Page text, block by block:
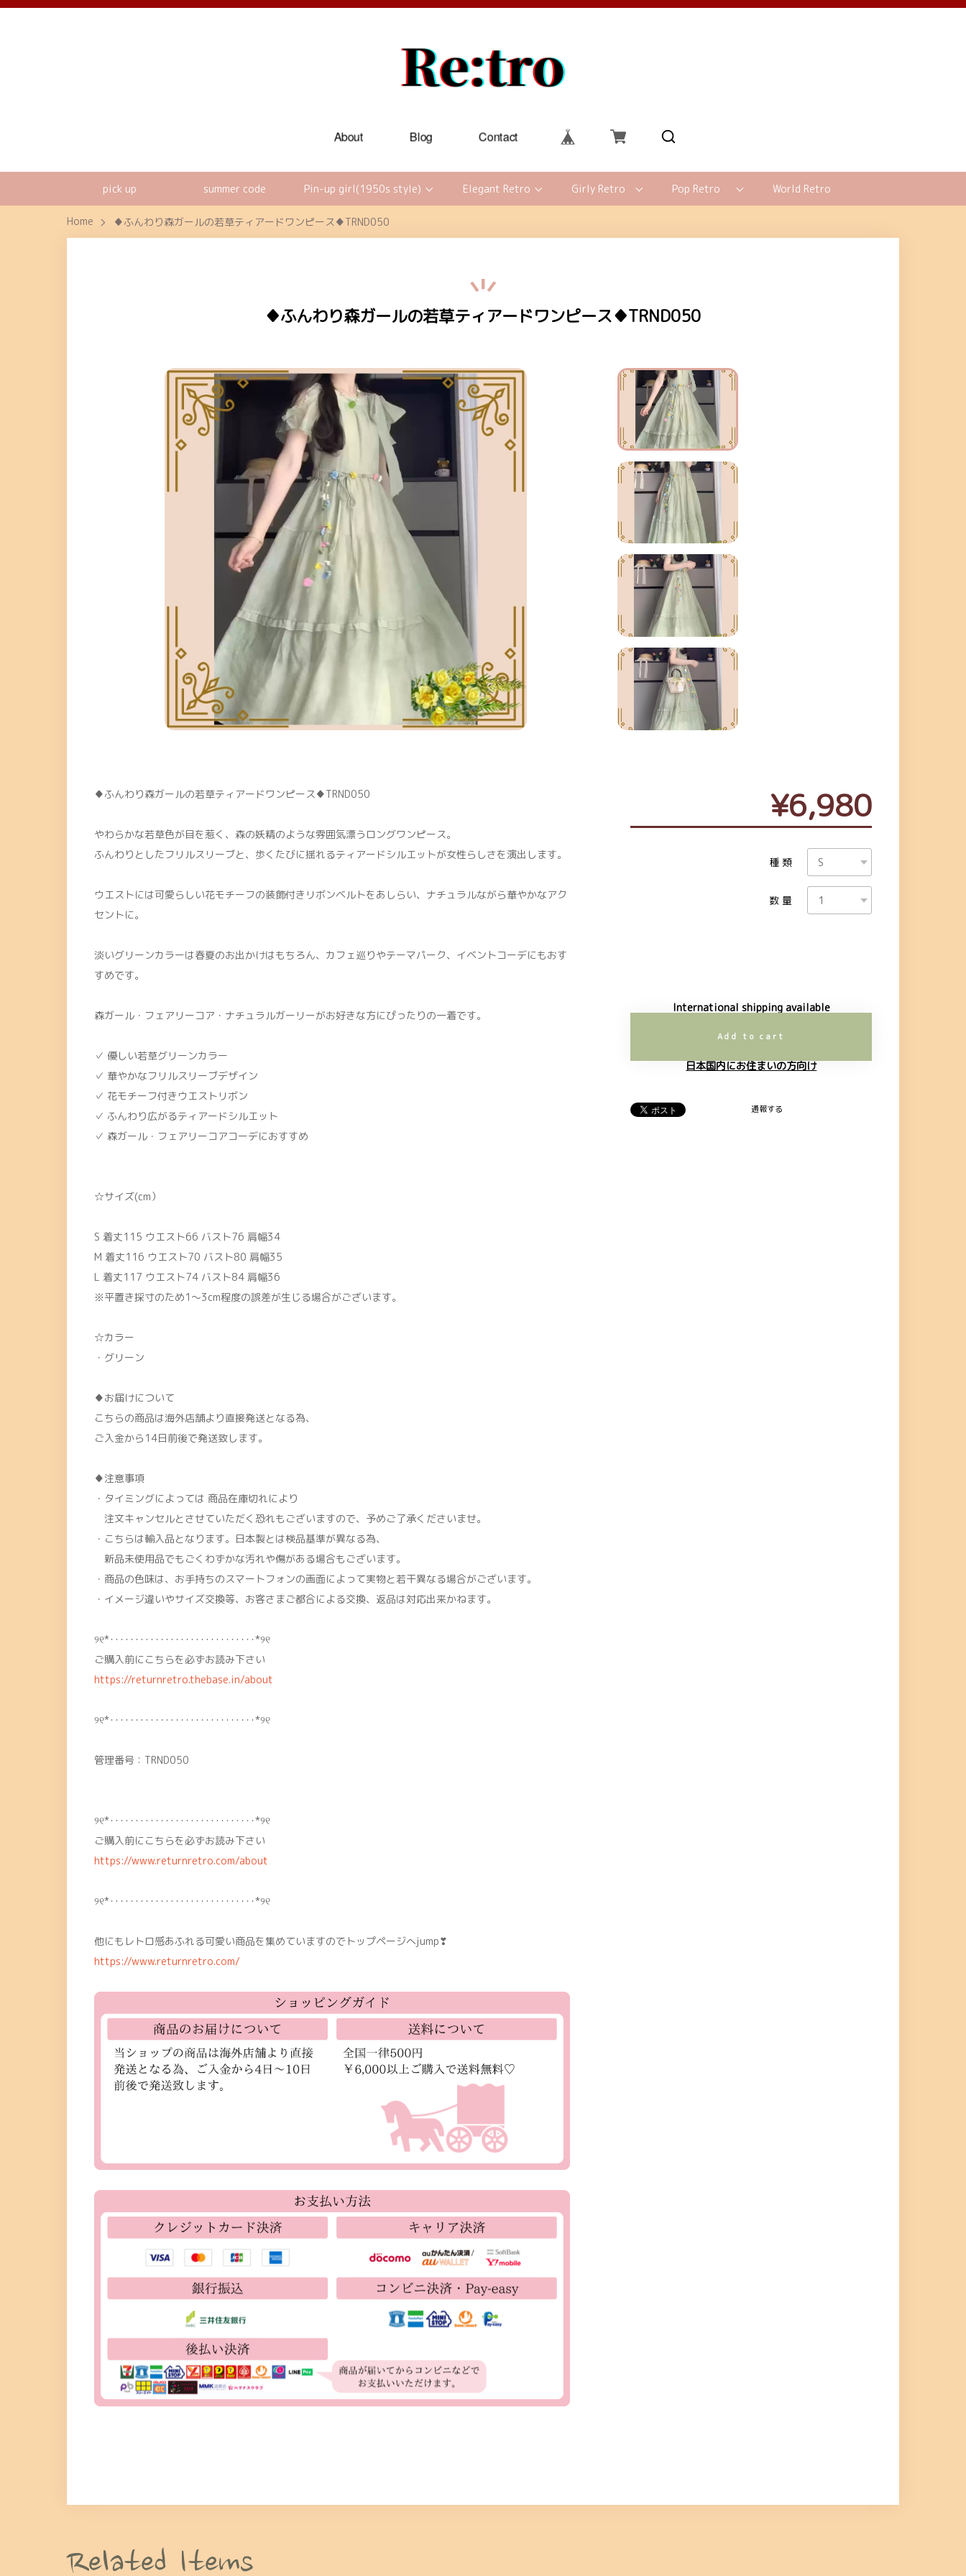
About Blog Contact
pick up summer code Pin-up girl(1950s style) Elegant Retro Girly Retro Pop Retro World Retro
Home ♦ふんわり森ガールの若草ティアードワンピース♦TRND050
♦ふんわり森ガールの若草ティアードワンピース♦TRND050
♦ふんわり森ガールの若草ティアードワンピース♦TRND050
やわらかな若草色が目を惹く、森の妖精のような雰囲気漂うロングワンピース。
ふんわりとしたフリルスリーブと、歩くたびに揺れるティアードシルエットが女性らしさを演出します。
ウエストには可愛らしい花モチーフの装飾付きリボンベルトをあしらい、ナチュラルながら華やかなアク
セントに。
淡いグリーンカラーは春夏のお出かけはもちろん、カフェ巡りやテーマパーク、イベントコーデにもおす
すめです。
森ガール・フェアリーコア・ナチュラルガーリーがお好きな方にぴったりの一着です。
✓ 優しい若草グリーンカラー
✓ 華やかなフリルスリーブデザイン
✓ 花モチーフ付きウエストリボン
✓ ふんわり広がるティアードシルエット
✓ 森ガール・フェアリーコアコーデにおすすめ
☆サイズ(cm）
S 着丈115 ウエスト66 バスト76 肩幅34
M 着丈116 ウエスト70 バスト80 肩幅35
L 着丈117 ウエスト74 バスト84 肩幅36
※平置き採寸のため1〜3cm程度の誤差が生じる場合がございます。
☆カラー
・グリーン
♦お届けについて
こちらの商品は海外店舗より直接発送となる為、
ご入金から14日前後で発送致します。
♦注意事項
・タイミングによっては 商品在庫切れにより
注文キャンセルとさせていただく恐れもございますので、予めご了承くださいませ。
・こちらは輸入品となります。日本製とは検品基準が異なる為、
新品未使用品でもごくわずかな汚れや傷がある場合もございます。
・商品の色味は、お手持ちのスマートフォンの画面によって実物と若干異なる場合がございます。
・イメージ違いやサイズ交換等、お客さまご都合による交換、返品は対応出来かねます。
୨୧*･････････････････････････････*୨୧
ご購入前にこちらを必ずお読み下さい
https://returnretro.thebase.in/about
୨୧*･････････････････････････････*୨୧
管理番号：TRND050
୨୧*･････････････････････････････*୨୧
ご購入前にこちらを必ずお読み下さい
https://www.returnretro.com/about
୨୧*･････････････････････････････*୨୧
他にもレトロ感あふれる可愛い商品を集めていますのでトップページへjump❣
https://www.returnretro.com/
¥6,980
種類
数量
International shipping available
Add to cart
日本国内にお住まいの方向け
通報する
Related Items